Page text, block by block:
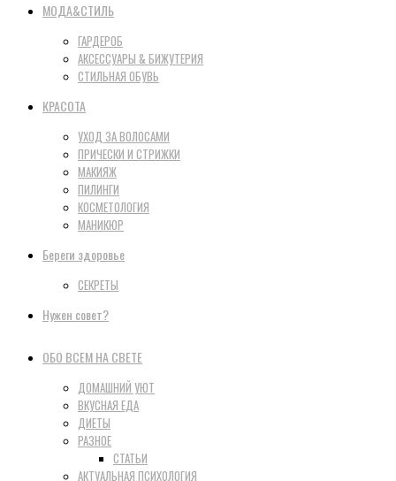
МОДА&СТИЛЬ
ГАРДЕРОБ
АКСЕССУАРЫ & БИЖУТЕРИЯ
СТИЛЬНАЯ ОБУВЬ
КРАСОТА
УХОД ЗА ВОЛОСАМИ
ПРИЧЕСКИ И СТРИЖКИ
МАКИЯЖ
ПИЛИНГИ
КОСМЕТОЛОГИЯ
МАНИКЮР
Береги здоровье
СЕКРЕТЫ
Нужен совет?
ОБО ВСЕМ НА СВЕТЕ
ДОМАШНИЙ УЮТ
ВКУСНАЯ ЕДА
ДИЕТЫ
РАЗНОЕ
СТАТЬИ
АКТУАЛЬНАЯ ПСИХОЛОГИЯ